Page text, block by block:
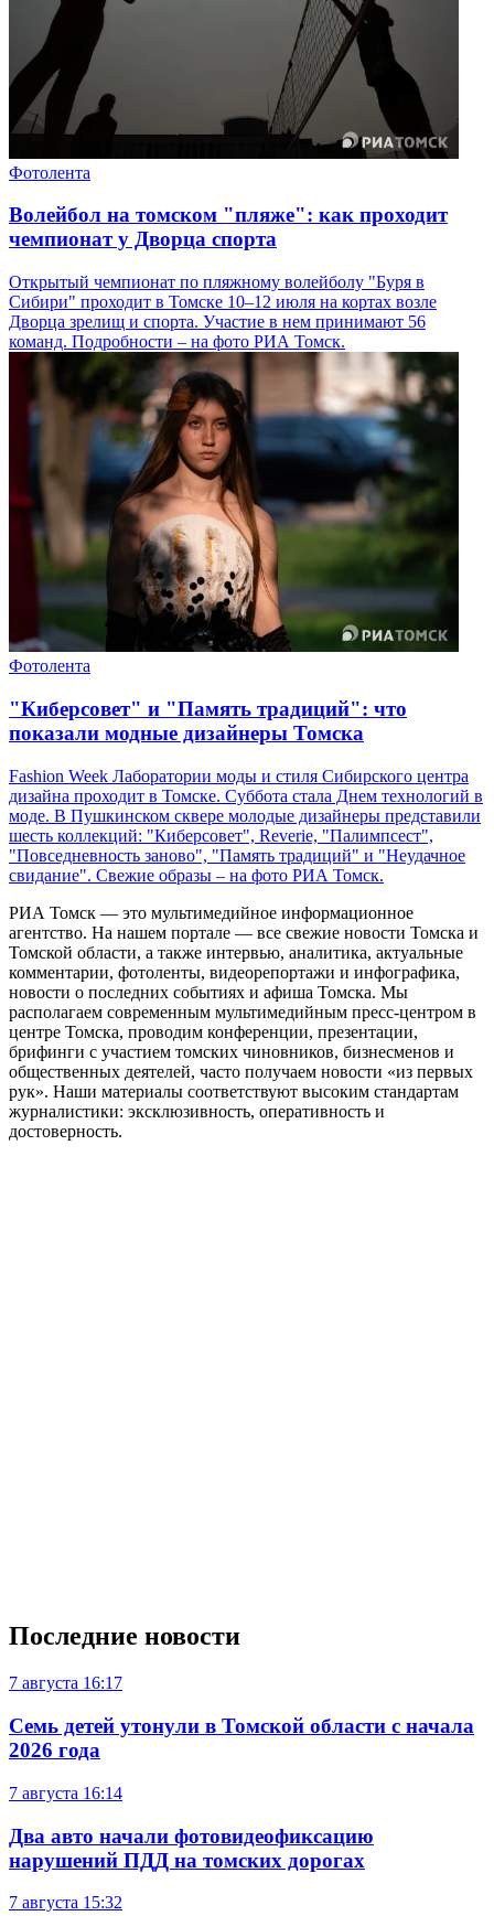
Фотолента
Волейбол на томском "пляже": как проходит
чемпионат у Дворца спорта
Открытый чемпионат по пляжному волейболу "Буря в
Сибири" проходит в Томске 10–12 июля на кортах возле
Дворца зрелищ и спорта. Участие в нем принимают 56
команд. Подробности – на фото РИА Томск.
Фотолента
"Киберсовет" и "Память традиций": что
показали модные дизайнеры Томска
Fashion Week Лаборатории моды и стиля Сибирского центра
дизайна проходит в Томске. Суббота стала Днем технологий в
моде. В Пушкинском сквере молодые дизайнеры представили
шесть коллекций: "Киберсовет", Reverie, "Палимпсест",
"Повседневность заново", "Память традиций" и "Неудачное
свидание". Свежие образы – на фото РИА Томск.
РИА Томск — это мультимедийное информационное
агентство. На нашем портале — все свежие новости Томска и
Томской области, а также интервью, аналитика, актуальные
комментарии, фотоленты, видеорепортажи и инфографика,
новости о последних событиях и афиша Томска. Мы
располагаем современным мультимедийным пресс-центром в
центре Томска, проводим конференции, презентации,
брифинги с участием томских чиновников, бизнесменов и
общественных деятелей, часто получаем новости «из первых
рук». Наши материалы соответствуют высоким стандартам
журналистики: эксклюзивность, оперативность и
достоверность.
Последние новости
7 августа 16:17
Семь детей утонули в Томской области с начала
2026 года
7 августа 16:14
Два авто начали фотовидеофиксацию
нарушений ПДД на томских дорогах
7 августа 15:32